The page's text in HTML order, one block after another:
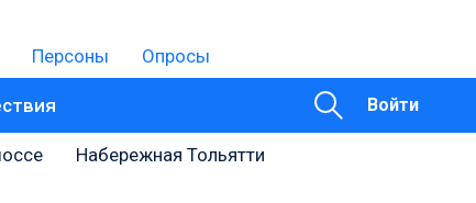
Персоны Опросы
Войти
Набережная Тольятти